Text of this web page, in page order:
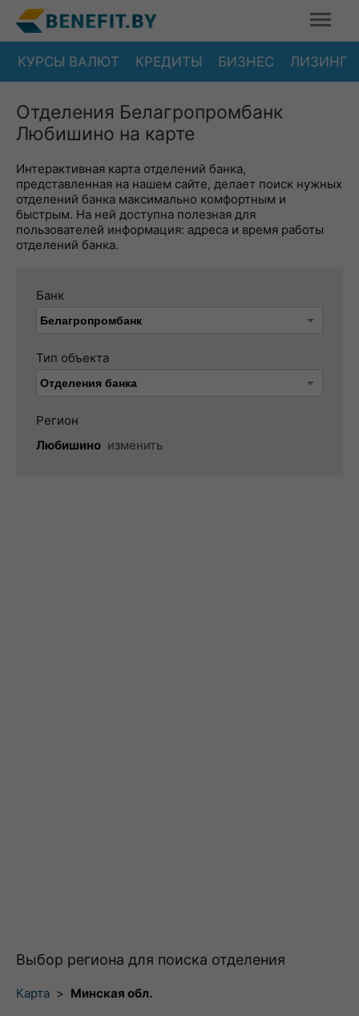
КУРСЫ ВАЛЮТ КРЕДИТЫ БИЗНЕС ЛИЗИНГ
Отделения Белагропромбанк
Любишино на карте
Интерактивная карта отделений банка,
представленная на нашем сайте, делает поиск нужных
отделений банка максимально комфортным и
быстрым. На ней доступна полезная для
пользователей информация: адреса и время работы
отделений банка.
Банк
Тип объекта
Регион
Любишино изменить
Выбор региона для поиска отделения
Карта > Минская обл.